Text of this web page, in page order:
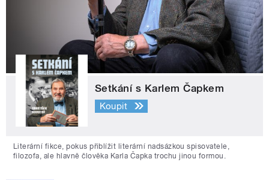
Setkání s Karlem Čapkem
Koupit
Literární fikce, pokus přiblížit literární nadsázkou spisovatele,
filozofa, ale hlavně člověka Karla Čapka trochu jinou formou.